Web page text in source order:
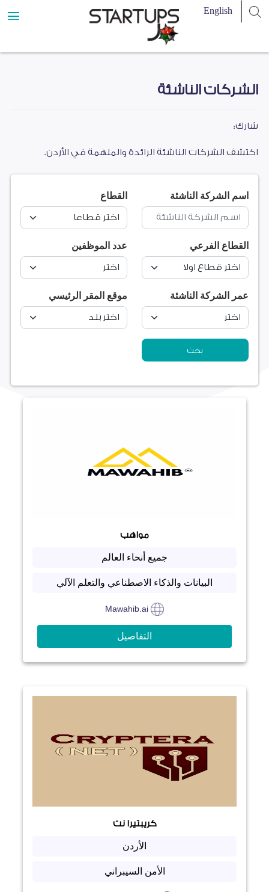
الشركات الناشئة
شارك:
اكتشف الشركات الناشئة الرائدة والملهمة في الأردن.
اسم الشركة الناشئة القطاع
القطاع الفرعي
اختر قطاع اولا
عدد الموظفين
عمر الشركة الناشئة موقع المقر الرئيسي
مواهب
جميع أنحاء العالم
البيانات والذكاء الاصطناعي والتعلم الآلي
Mawahib.ai
التفاصيل
كريبتيرا نت
الأردن
الأمن السيبراني